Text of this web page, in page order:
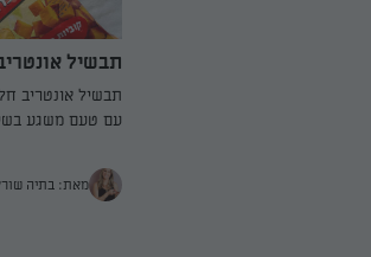
תבשיל
תבשיל אונטריב
עם טעם משגע
מאת: בתיה